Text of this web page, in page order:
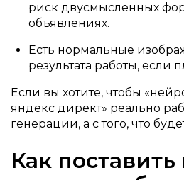
риск двусмысленных
объявлениях.
Есть нормальные
результата работы, если
Если вы хотите, чтобы
яндекс директ» реально
генерации, а с того, что
Как